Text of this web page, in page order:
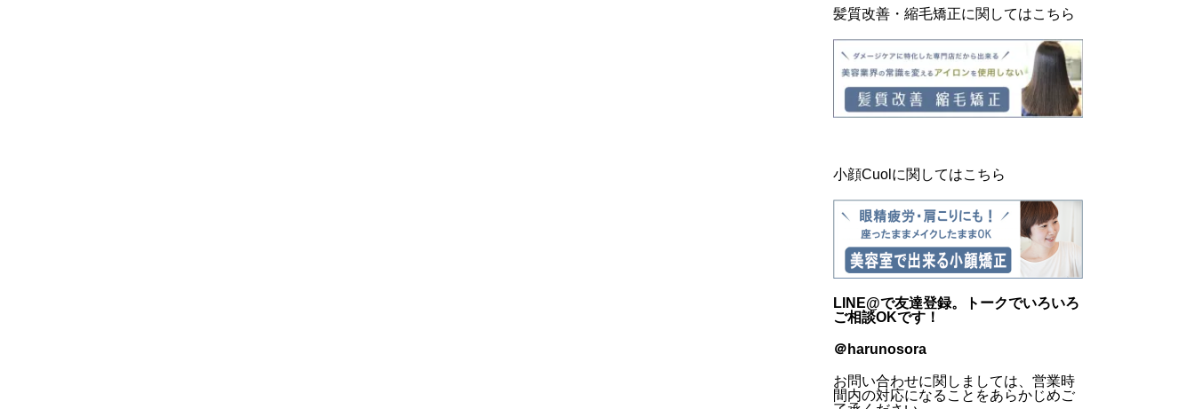
髪質改善・縮毛矯正に関してはこちら
小顔Cuolに関してはこちら
LINE@で友達登録。トークでいろいろ
ご相談OKです！
＠harunosora
お問い合わせに関しましては、営業時
間内の対応になることをあらかじめご